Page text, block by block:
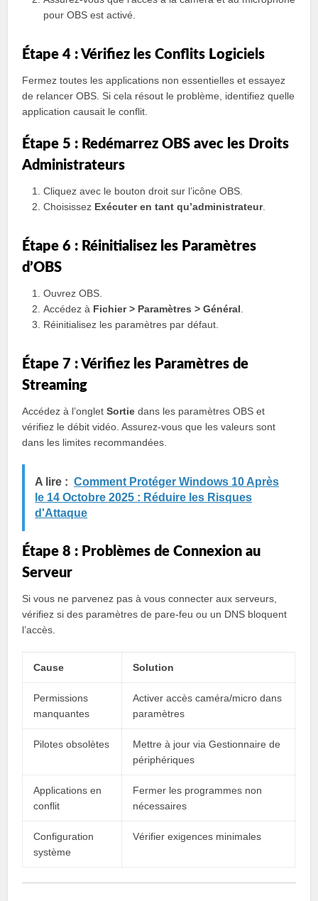
pour OBS est activé.
Étape 4 : Vérifiez les Conflits Logiciels
Fermez toutes les applications non essentielles et essayez
de relancer OBS. Si cela résout le problème, identifiez quelle
application causait le conflit.
Étape 5 : Redémarrez OBS avec les Droits
Administrateurs
Cliquez avec le bouton droit sur l’icône OBS.
Choisissez Exécuter en tant qu’administrateur.
Étape 6 : Réinitialisez les Paramètres
d’OBS
Ouvrez OBS.
Accédez à Fichier > Paramètres > Général
Réinitialisez les paramètres par défaut.
Étape 7 : Vérifiez les Paramètres de
Streaming
Accédez à l’ongletSortie dans les paramètres OBS et
vérifiez le débit vidéo. Assurez-vous que les valeurs sont
dans les limites recommandées.
A lire : Comment Protéger Windows 10 Après
le 14 Octobre 2025 : Réduire les Risques
d'Attaque
Étape 8 : Problèmes de Connexion au
Serveur
Si vous ne parvenez pas à vous connecter aux serveurs,
vérifiez si des paramètres de pare-feu ou un DNS bloquent
l’accès.
Cause Solution
Permissions
manquantes
Activer accès caméra/micro dans
paramètres
Pilotes obsolètes
Mettre à jour via Gestionnaire de
périphériques
Applications en
conflit
Fermer les programmes non
nécessaires
Configuration
système
Vérifier exigences minimales